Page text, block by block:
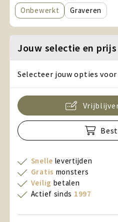
Onbewerkt Graveren
Jouw selectie en prijs
Selecteer jouw opties
Snelle levertijden
Gratis monsters
Veilig betalen
Actief sinds 1997